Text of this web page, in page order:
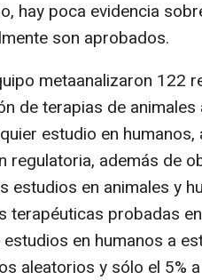
hay poca evidencia
son aprobados.
metaanalizaron 122
de terapias de animales
estudio en
regulatoria, además de
estudios en animales y
terapéuticas probadas
en humanos a
aleatorios y sólo el 5%